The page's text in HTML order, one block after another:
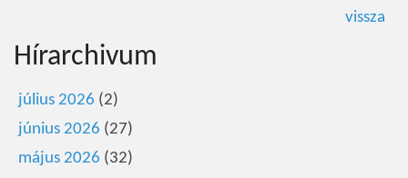
vissza
Hírarchivum
július 2026 (2)
június 2026 (27)
május 2026 (32)